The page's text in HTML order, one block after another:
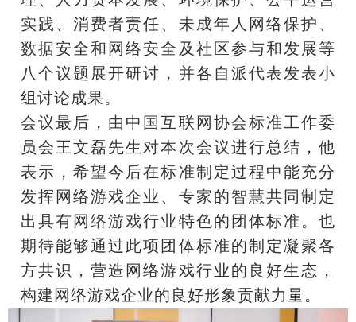
实践、消费者责任、未成年人网络保护、
数据安全和网络安全及社区参与和发展等
八个议题展开研讨，并各自派代表发表小
组讨论成果。
会议最后，由中国互联网协会标准工作委
员会王文磊先生对本次会议进行总结，他
表示，希望今后在标准制定过程中能充分
发挥网络游戏企业、专家的智慧共同制定
出具有网络游戏行业特色的团体标准。也
期待能够通过此项团体标准的制定凝聚各
方共识，营造网络游戏行业的良好生态，
构建网络游戏企业的良好形象贡献力量。